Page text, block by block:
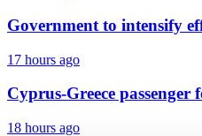
Government to intensify
17 hours ago
Cyprus-Greece
18 hours ago